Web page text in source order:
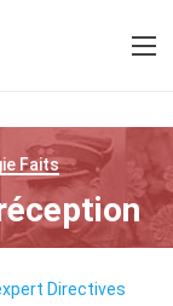
Faits
Directives